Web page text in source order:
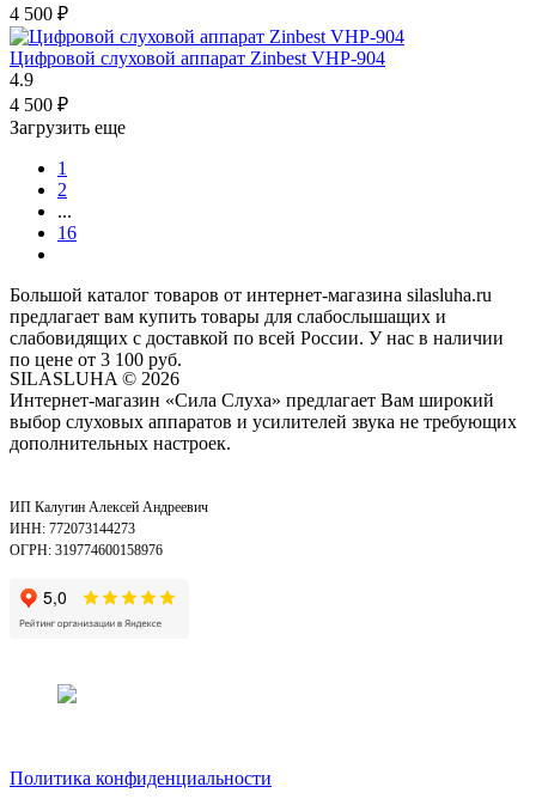
4 500 ₽
Цифровой слуховой аппарат Zinbest VHP-904
4.9
4 500 ₽
Загрузить еще
1
2
...
16
Большой каталог товаров от интернет-магазина silasluha.ru
предлагает вам купить товары для слабослышащих и
слабовидящих с доставкой по всей России. У нас в наличии
по цене от 3 100 руб.
SILASLUHA © 2026
Интернет-магазин «Сила Слуха» предлагает Вам широкий
выбор слуховых аппаратов и усилителей звука не требующих
дополнительных настроек.
ИП Калугин Алексей Андреевич
ИНН: 772073144273
ОГРН: 319774600158976
Политика конфиденциальности